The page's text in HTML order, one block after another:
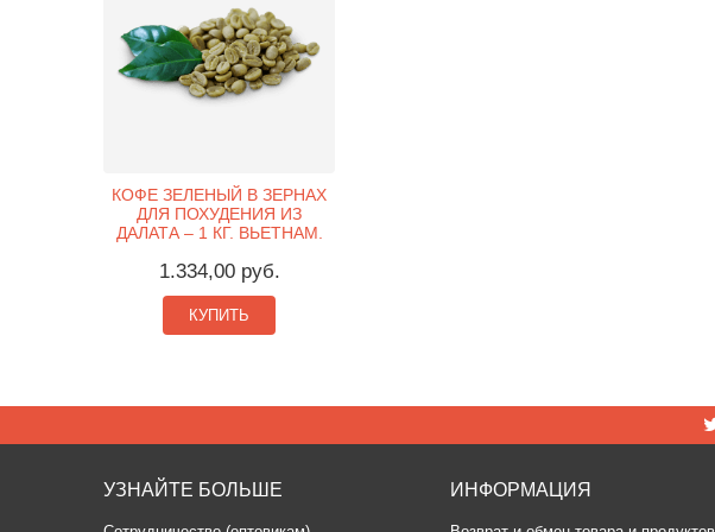
КОФЕ ЗЕЛЕНЫЙ В ЗЕРНАХ
ДЛЯ ПОХУДЕНИЯ ИЗ
ДАЛАТА – 1 КГ. ВЬЕТНАМ.
1.334,00 руб.
КУПИТЬ
УЗНАЙТЕ БОЛЬШЕ ИНФОРМАЦИЯ